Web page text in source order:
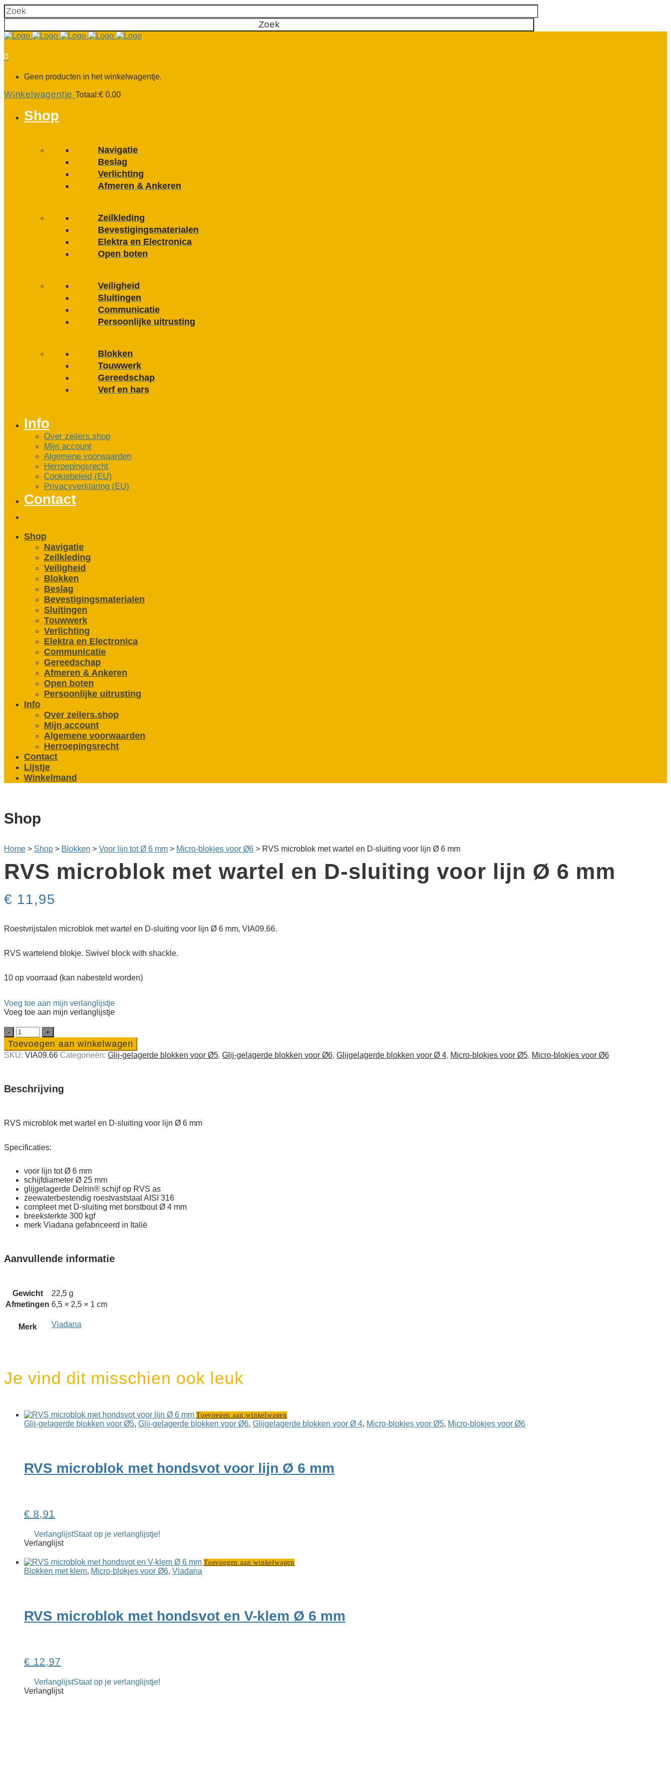
0
Geen producten in het winkelwagentje.
Winkelwagentje Totaal:€ 0,00
Shop
Navigatie
Beslag
Verlichting
Afmeren & Ankeren
Zeilkleding
Bevestigings­­materialen
Elektra en Electronica
Open boten
Veiligheid
Sluitingen
Communicatie
Persoonlijke uitrusting
Blokken
Touwwerk
Gereedschap
Verf en hars
Info
Over zeilers.shop
Mijn account
Algemene voorwaarden
Herroepingsrecht
Cookiebeleid (EU)
Privacyverklaring (EU)
Contact
Shop
Navigatie
Zeilkleding
Veiligheid
Blokken
Beslag
Bevestigings­­materialen
Sluitingen
Touwwerk
Verlichting
Elektra en Electronica
Communicatie
Gereedschap
Afmeren & Ankeren
Open boten
Persoonlijke uitrusting
Info
Over zeilers.shop
Mijn account
Algemene voorwaarden
Herroepingsrecht
Contact
Lijstje
Winkelmand
Shop
Home > Shop > Blokken > Voor lijn tot Ø 6 mm > Micro-blokjes voor Ø6 > RVS microblok met wartel en D-sluiting voor lijn Ø 6 mm
RVS microblok met wartel en D-sluiting voor lijn Ø 6 mm
€ 11,95
Roestvrijstalen microblok met wartel en D-sluiting voor lijn Ø 6 mm, VIA09.66.
RVS wartelend blokje. Swivel block with shackle.
10 op voorraad (kan nabesteld worden)
Voeg toe aan mijn verlanglijstje
Voeg toe aan mijn verlanglijstje
RVS
microblok
met
wartel
sluiting
voor
6
Toevoegen aan winkelwagen
SKU: VIA09.66 Categorieën: Glij-gelagerde blokken voor Ø5, Glij-gelagerde blokken voor Ø6, Glijgelagerde blokken voor Ø 4, Micro-blokjes voor Ø5, Micro-blokjes voor Ø6
Beschrijving
RVS microblok met wartel en D-sluiting voor lijn Ø 6 mm
Specificaties:
voor lijn tot Ø 6 mm
schijfdiameter Ø 25 mm
glijgelagerde Delrin® schijf op RVS as
zeewaterbestendig roestvaststaal AISI 316
compleet met D-sluiting met borstbout Ø 4 mm
breeksterkte 300 kgf
merk Viadana gefabriceerd in Italië
Aanvullende informatie
Gewicht
22,5 g
Afmetingen 6,5 × 2,5 × 1 cm
Merk Viadana
Je vind dit misschien ook leuk
Toevoegen aan winkelwagen
Glij-gelagerde blokken voor Ø5, Glij-gelagerde blokken voor Ø6, Glijgelagerde blokken voor Ø 4, Micro-blokjes voor Ø5, Micro-blokjes voor Ø6
RVS microblok met hondsvot voor lijn Ø 6 mm
€ 8,91
VerlanglijstStaat op je verlanglijstje!
Verlanglijst
Toevoegen aan winkelwagen
Blokken met klem, Micro-blokjes voor Ø6, Viadana
RVS microblok met hondsvot en V-klem Ø 6 mm
€ 12,97
VerlanglijstStaat op je verlanglijstje!
Verlanglijst